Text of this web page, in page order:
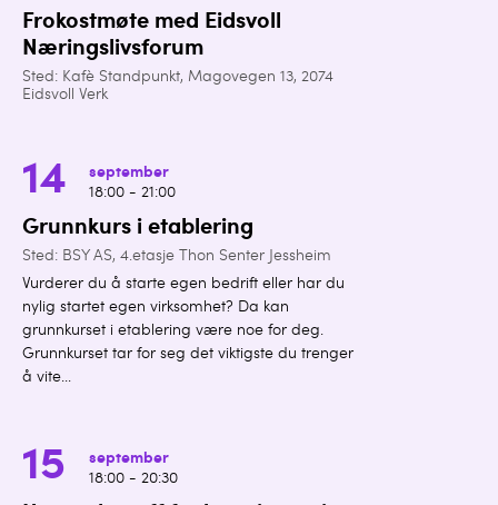
Frokostmøte med Eidsvoll
Næringslivsforum
Sted: Kafè Standpunkt, Magovegen 13, 2074
Eidsvoll Verk
14
september
18:00 - 21:00
Grunnkurs i etablering
Sted: BSY AS, 4.etasje Thon Senter Jessheim
Vurderer du å starte egen bedrift eller har du
nylig startet egen virksomhet? Da kan
grunnkurset i etablering være noe for deg.
Grunnkurset tar for seg det viktigste du trenger
å vite...
15
september
18:00 - 20:30